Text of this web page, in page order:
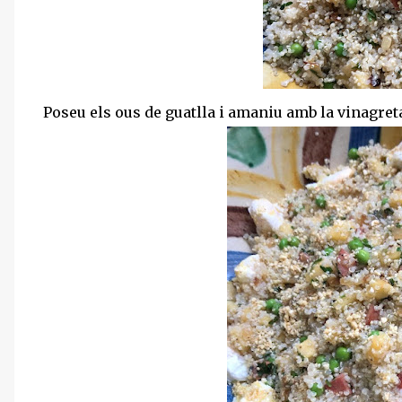
Poseu els ous de guatlla i amaniu amb la